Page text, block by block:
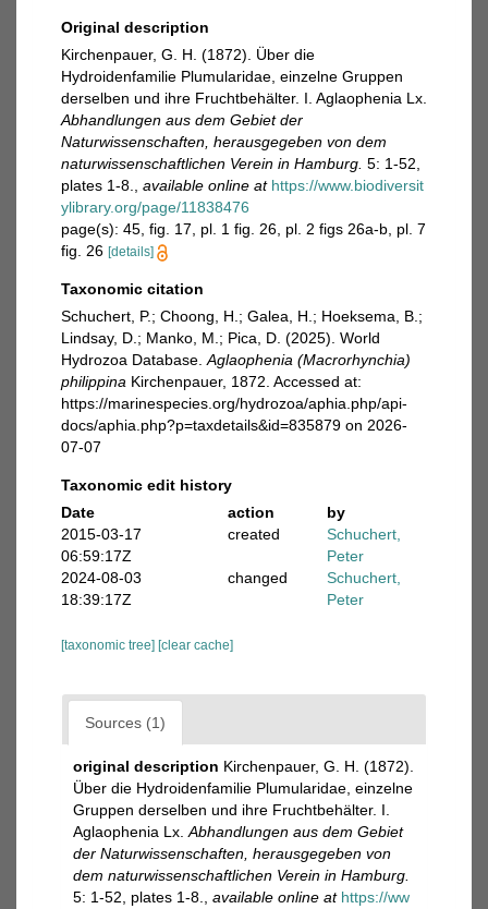
Original description
Kirchenpauer, G. H. (1872). Über die
Hydroidenfamilie Plumularidae, einzelne Gruppen
derselben und ihre Fruchtbehälter. I. Aglaophenia Lx.
Abhandlungen aus dem Gebiet der
Naturwissenschaften, herausgegeben von dem
naturwissenschaftlichen Verein in Hamburg. 5: 1-52,
plates 1-8.
available online at https://www.biodiversit
ylibrary.org/page/11838476
page(s): 45, fig. 17, pl. 1 fig. 26, pl. 2 figs 26a-b, pl. 7
fig. 26 [details]
Taxonomic citation
Schuchert, P.; Choong, H.; Galea, H.; Hoeksema, B.;
Lindsay, D.; Manko, M.; Pica, D. (2025). World
Hydrozoa Database. Aglaophenia (Macrorhynchia)
philippina Kirchenpauer, 1872. Accessed at:
https://marinespecies.org/hydrozoa/aphia.php/api-
docs/aphia.php?p=taxdetails&id=835879 on 2026-
07-07
Taxonomic edit history
Date
action
by
2015-03-17
06:59:17Z
created
Schuchert,
Peter
2024-08-03
18:39:17Z
changed
Schuchert,
Peter
[taxonomic tree] [clear cache]
Sources (1)
original description Kirchenpauer, G. H. (1872).
Über die Hydroidenfamilie Plumularidae, einzelne
Gruppen derselben und ihre Fruchtbehälter. I.
Aglaophenia Lx. Abhandlungen aus dem Gebiet
der Naturwissenschaften, herausgegeben von
dem naturwissenschaftlichen Verein in Hamburg.
5: 1-52, plates 1-8.
available online at https://ww